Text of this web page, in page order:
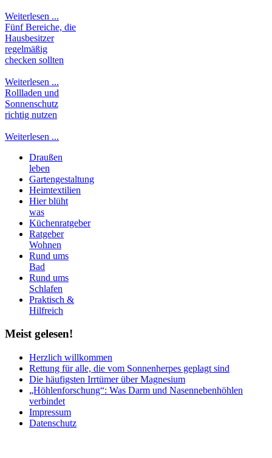
Weiterlesen ...
Fünf Bereiche, die
Hausbesitzer
regelmäßig
checken sollten
Weiterlesen ...
Rollladen und
Sonnenschutz
richtig nutzen
Weiterlesen ...
Draußen
leben
Gartengestaltung
Heimtextilien
Hier blüht
was
Küchenratgeber
Ratgeber
Wohnen
Rund ums
Bad
Rund ums
Schlafen
Praktisch &
Hilfreich
Meistgelesen!
Herzlich willkommen
Rettung für alle, die vom Sonnenherpes geplagt sind
Die häufigsten Irrtümer über Magnesium
„Höhlenforschung“: Was Darm und Nasennebenhöhlen
verbindet
Impressum
Datenschutz